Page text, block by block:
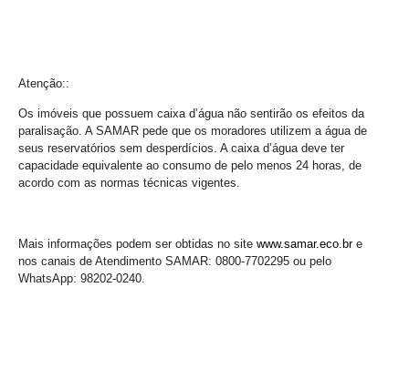
Atenção::
Os imóveis que possuem caixa d’água não sentirão os efeitos da
paralisação. A SAMAR pede que os moradores utilizem a água de
seus reservatórios sem desperdícios. A caixa d’água deve ter
capacidade equivalente ao consumo de pelo menos 24 horas, de
acordo com as normas técnicas vigentes.
Mais informações podem ser obtidas no site www.samar.eco.bre
nos canais de Atendimento SAMAR: 0800-7702295 ou pelo
WhatsApp: 98202-0240.